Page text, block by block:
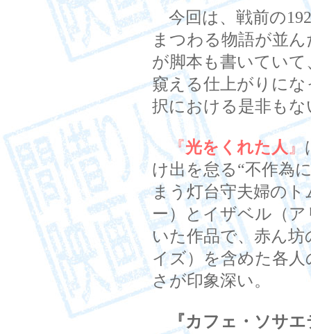
今回は、戦前の
まつわる物語が並
が脚本も書いてい
窺える仕上がりに
択における是非も
『光をくれた人』
け出を怠る“不作為
まう灯台守夫婦の
ー）とイザベル（
いた作品で、赤ん
イズ）を含めた各
さが印象深い。
『カフェ・ソサ